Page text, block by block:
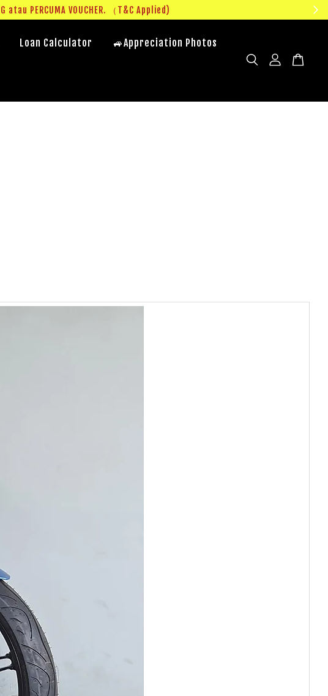
atau PERCUMA VOUCHER. （T&C Applied)
Loan Calculator 🚙Appreciation Photos